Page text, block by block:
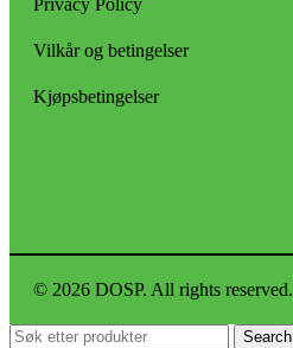
Privacy Policy
Vilkår og betingelser
Kjøpsbetingelser
© 2026 DOSP. All rights reserved.
Search